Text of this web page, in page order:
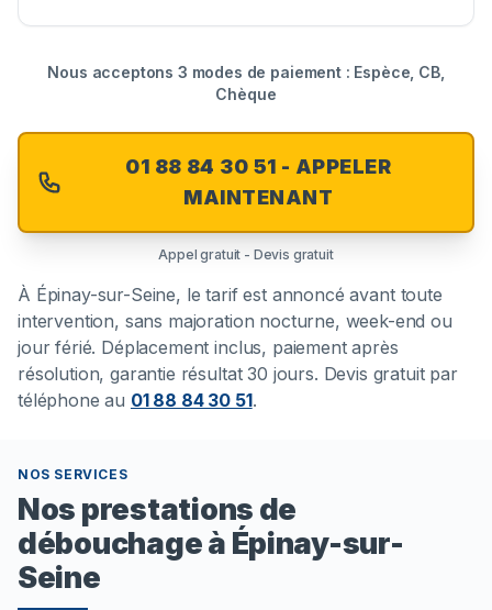
Nous acceptons 3 modes de paiement : Espèce, CB,
Chèque
01 88 84 30 51 - APPELER
MAINTENANT
Appel gratuit - Devis gratuit
À Épinay-sur-Seine, le tarif est annoncé avant toute
intervention, sans majoration nocturne, week-end ou
jour férié. Déplacement inclus, paiement après
résolution, garantie résultat 30 jours. Devis gratuit par
téléphone au 01 88 84 30 51.
NOS SERVICES
Nos prestations de
débouchage à Épinay-sur-
Seine